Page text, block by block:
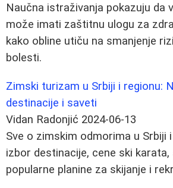
Naučna istraživanja pokazuju da
može imati zaštitnu ulogu za
kako obline utiču na smanjenje
bolesti.
Zimski turizam u Srbiji i regionu:
destinacije i saveti
Vidan Radonjić 2024-06-13
Sve o zimskim odmorima u Srbiji
izbor destinacije, cene ski karata,
popularne planine za skijanje i